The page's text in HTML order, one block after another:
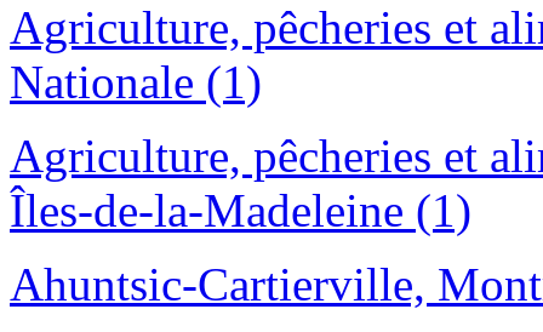
Agriculture, pêcheries et
Nationale (1)
Agriculture, pêcheries et
Îles-de-la-Madeleine (1)
Ahuntsic-Cartierville,